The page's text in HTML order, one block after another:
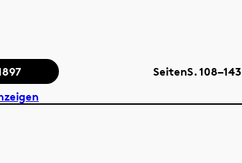
SeitenS.108–143